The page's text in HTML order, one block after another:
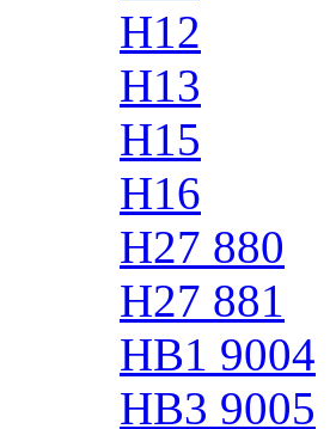
H12
H13
H15
H16
H27 880
H27 881
HB1 9004
HB3 9005